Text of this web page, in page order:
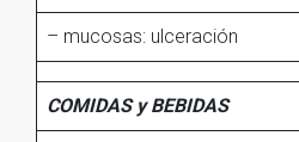
– mucosas: ulceración
COMIDAS y BEBIDAS